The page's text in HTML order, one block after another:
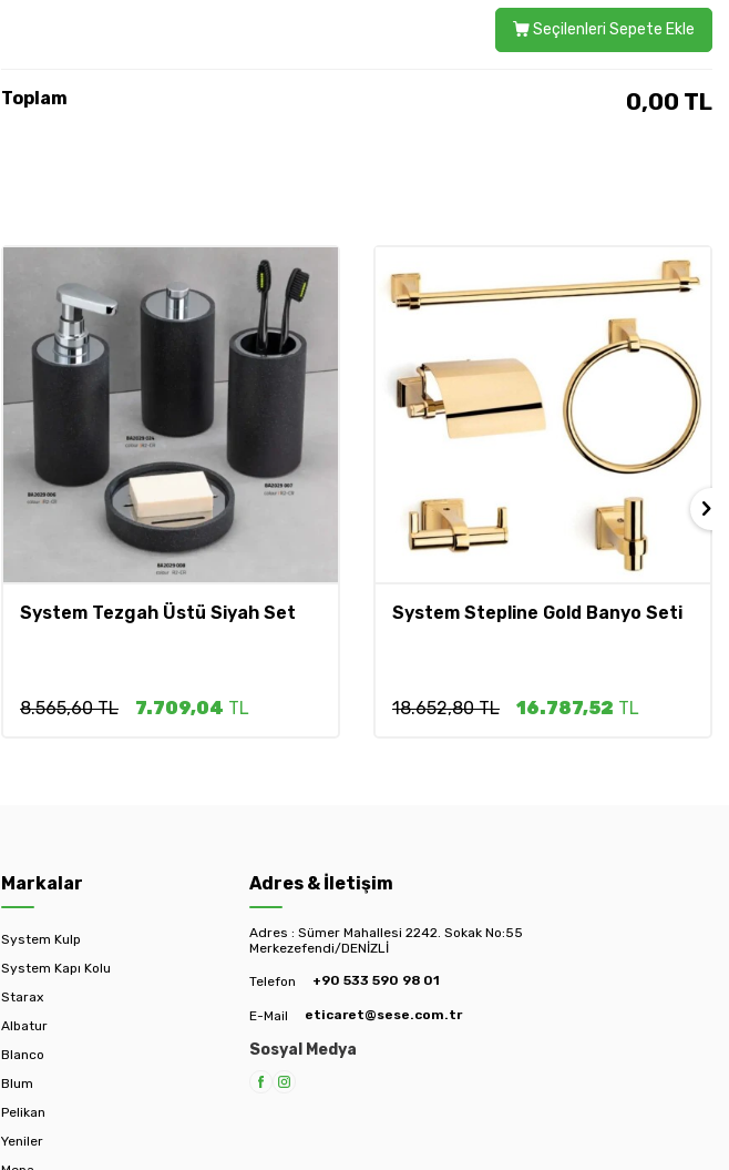
Seçilenleri Sepete Ekle
Toplam 0,00 TL
System Tezgah Üstü Siyah Set
8.565,60 TL 7.709,04 TL
System Stepline Gold Banyo Seti
18.652,80 TL 16.787,52 TL
Markalar
System Kulp
System Kapı Kolu
Starax
Albatur
Blanco
Blum
Pelikan
Yeniler
Adres & İletişim
Adres : Sümer Mahallesi 2242. Sokak No:55
Merkezefendi/DENİZLİ
Telefon +90 533 590 98 01
E-Mail eticaret@sese.com.tr
Sosyal Medya